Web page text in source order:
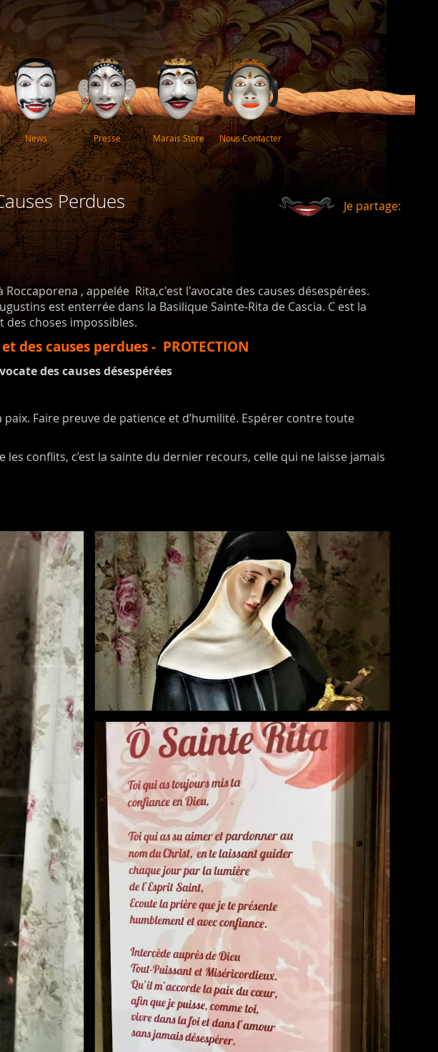
News Presse Marais Store Nous Contacter
Perdues Je partage:
, appelée Rita,c'est l'avocate des causes désespérées.
est enterrée dans la Basilique Sainte-Rita de Cascia. C est la
des choses impossibles.
des causes perdues - PROTECTION
des causes désespérées
Faire preuve de patience et d’humilité. Espérer contre toute
conflits, c’est la sainte du dernier recours, celle qui ne laisse jamais